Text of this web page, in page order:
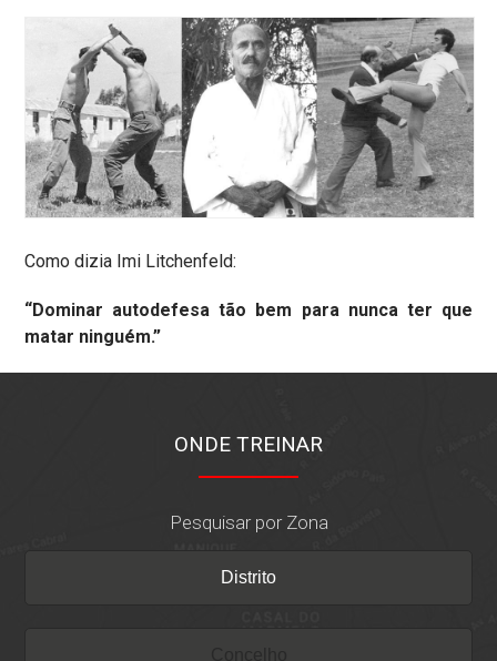
Como dizia Imi Litchenfeld:
“Dominar autodefesa tão bem para nunca ter que
matar ninguém.”
ONDE TREINAR
Pesquisar por Zona